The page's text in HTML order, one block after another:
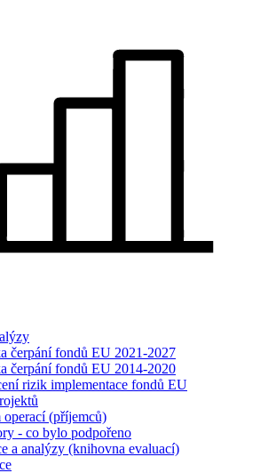
čerpání fondů EU 2021-2027
čerpání fondů EU 2014-2020
rizik implementace fondů EU
operací (příjemců)
- co bylo podpořeno
a analýzy (knihovna evaluací)